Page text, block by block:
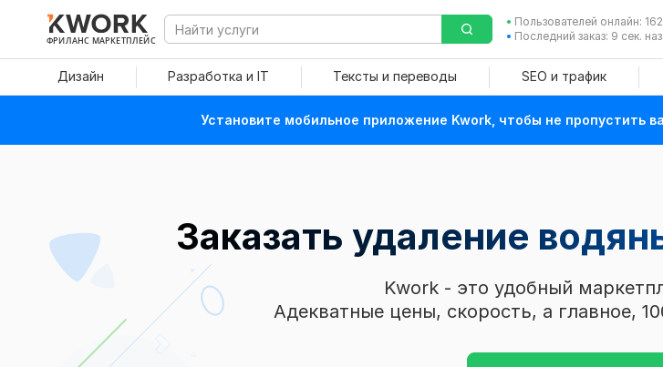
ФРИЛАНС МАРКЕТПЛЕЙС
Пользователей онлайн:
Последний заказ: 9 сек.
Дизайн Разработка и IT Тексты и переводы SEO и трафик
Установите мобильное приложение Kwork, чтобы не пропустить
Заказать удаление
Kwork - это удобный
Адекватные цены, скорость, а главное,